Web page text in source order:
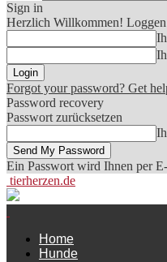
Sign in
Herzlich Willkommen!
Forgot your password? Get
Password recovery
Passwort zurücksetzen
Ein Passwort wird Ihnen per
tierherzen.de
Home
Hunde